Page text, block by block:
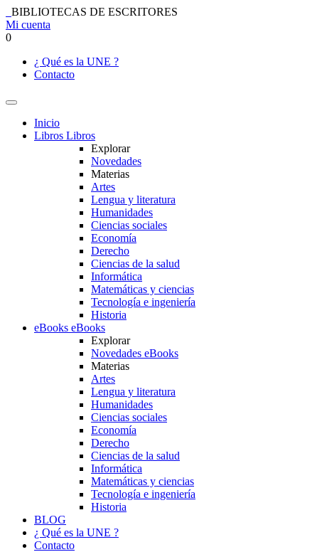
BIBLIOTECAS DE ESCRITORES
Mi cuenta
0
¿ Qué es la UNE ?
Contacto
Inicio
Libros Libros
Explorar
Novedades
Materias
Artes
Lengua y literatura
Humanidades
Ciencias sociales
Economía
Derecho
Ciencias de la salud
Informática
Matemáticas y ciencias
Tecnología e ingeniería
Historia
eBooks eBooks
Explorar
Novedades eBooks
Materias
Artes
Lengua y literatura
Humanidades
Ciencias sociales
Economía
Derecho
Ciencias de la salud
Informática
Matemáticas y ciencias
Tecnología e ingeniería
Historia
BLOG
¿ Qué es la UNE ?
Contacto